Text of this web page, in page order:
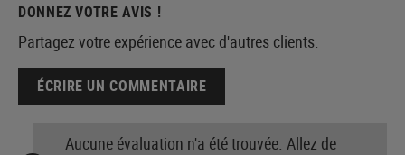
DONNEZ VOTRE AVIS !
Partagez votre expérience avec d'autres clients.
ÉCRIRE UN COMMENTAIRE
Aucune évaluation n'a été trouvée. Allez de